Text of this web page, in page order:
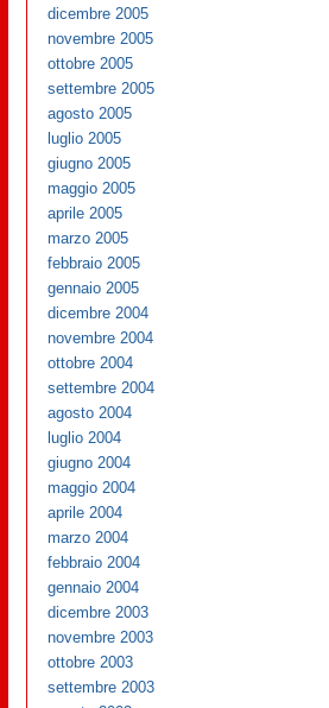
dicembre 2005
novembre 2005
ottobre 2005
settembre 2005
agosto 2005
luglio 2005
giugno 2005
maggio 2005
aprile 2005
marzo 2005
febbraio 2005
gennaio 2005
dicembre 2004
novembre 2004
ottobre 2004
settembre 2004
agosto 2004
luglio 2004
giugno 2004
maggio 2004
aprile 2004
marzo 2004
febbraio 2004
gennaio 2004
dicembre 2003
novembre 2003
ottobre 2003
settembre 2003